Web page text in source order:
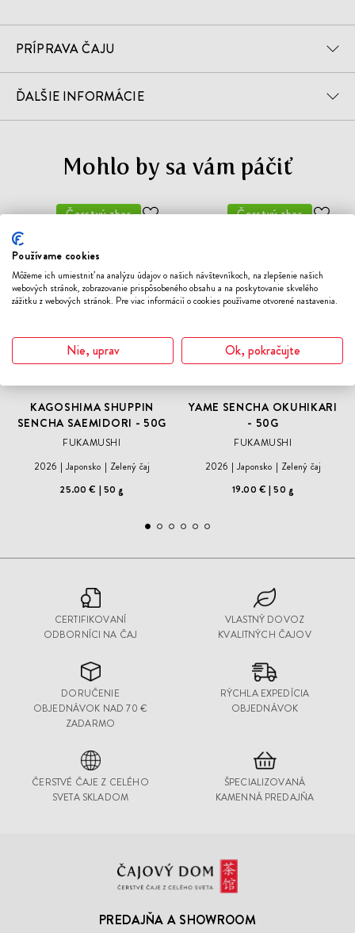
PRÍPRAVA ČAJU
ĎALŠIE INFORMÁCIE
Mohlo by sa vám páčiť
Čerstvý zber
ODOBER
KAGOSHIMA SHUPPIN
SENCHA SAEMIDORI - 50G
FUKAMUSHI
2026
Japonsko
Zelený čaj
25.00 €
50 g
Čerstvý zber
YAME SENCHA OKUHIKARI
- 50G
FUKAMUSHI
2026
Japonsko
Zelený čaj
19.00 € 50 g
CERTIFIKOVANÍ
ODBORNÍCI NA ČAJ
VLASTNÝ DOVOZ
KVALITNÝCH ČAJOV
DORUČENIE
OBJEDNÁVOK NAD 70 €
ZADARMO
RÝCHLA EXPEDÍCIA
OBJEDNÁVOK
ČERSTVÉ ČAJE Z CELÉHO
SVETA SKLADOM
ŠPECIALIZOVANÁ
KAMENNÁ PREDAJŇA
Čajový
Dom
PREDAJŇA A SHOWROOM
Používame cookies
Môžeme ich umiestniť na analýzu údajov o našich návštevníkoch, na zlepšenie našich
webových stránok, zobrazovanie prispôsobeného obsahu a na poskytovanie skvelého
zážitku z webových stránok. Pre viac informácií o cookies používame otvorené nastavenia.
Nie, uprav Ok, pokračujte